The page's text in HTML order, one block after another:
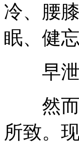
冷、腰
眠、健
早泄
然而
所致。